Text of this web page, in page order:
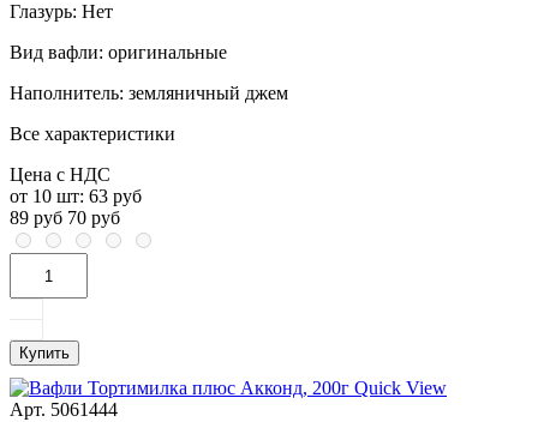
Глазурь: Нет
Вид вафли: оригинальные
Наполнитель: земляничный джем
Все характеристики
Цена с НДС
от 10 шт: 63 руб
89 руб 70 руб
Купить
Quick View
Арт. 5061444